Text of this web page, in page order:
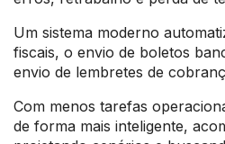
Um sistema moderno
fiscais, o envio de boletos
envio de lembretes de
Com menos tarefas
de forma mais inteligente,